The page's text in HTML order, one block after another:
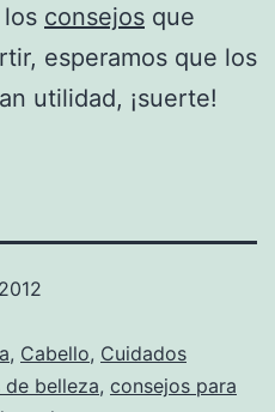
consejos que
esperamos que los
utilidad, ¡suerte!
, Cabello, Cuidados
belleza, consejos para